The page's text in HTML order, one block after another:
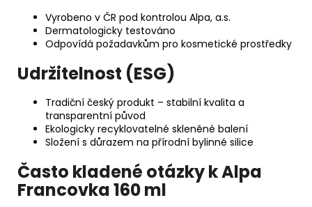
Vyrobeno v ČR pod kontrolou Alpa, a.s.
Dermatologicky testováno
Odpovídá požadavkům pro kosmetické prostředky
Udržitelnost (ESG)
Tradiční český produkt – stabilní kvalita a
transparentní původ
Ekologicky recyklovatelné skleněné balení
Složení s důrazem na přírodní bylinné silice
Často kladené otázky k Alpa
Francovka 160 ml